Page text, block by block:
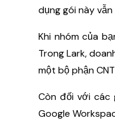
dụng gói này
Khi nhóm của
Trong Lark,
một bộ phận
Còn đối với các
Google